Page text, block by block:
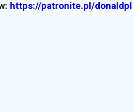
https://patronite.pl/donaldpl